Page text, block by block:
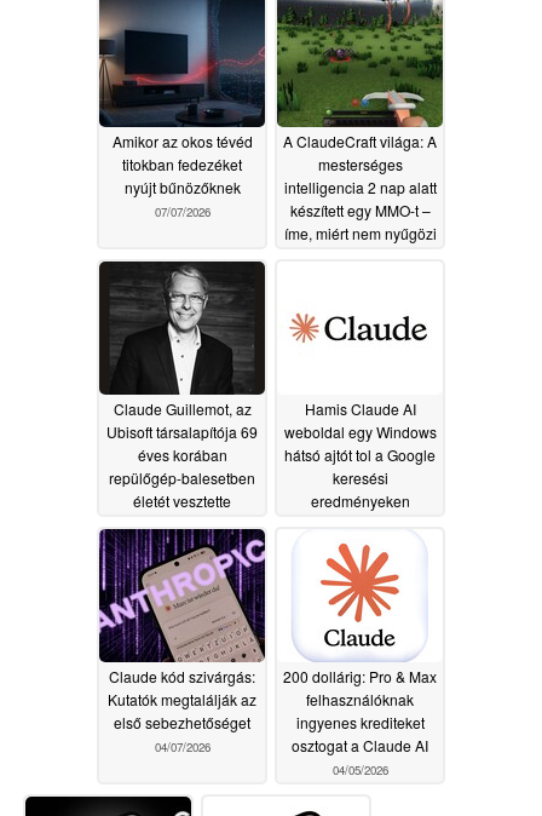
összehasonlítása
07/07/2026
Amikor az okos tévéd
titokban fedezéket
nyújt bűnözőknek
07/07/2026
A ClaudeCraft világa: A
mesterséges
intelligencia 2 nap alatt
készített egy MMO-t –
íme, miért nem nyűgözi
Claude Guillemot, az
Ubisoft társalapítója 69
éves korában
repülőgép-balesetben
életét vesztette
06/24/2026
Hamis Claude AI
weboldal egy Windows
hátsó ajtót tol a Google
keresési
eredményeken
Claude kód szivárgás:
Kutatók megtalálják az
első sebezhetőséget
04/07/2026
200 dollárig: Pro & Max
felhasználóknak
ingyenes krediteket
osztogat a Claude AI
04/05/2026